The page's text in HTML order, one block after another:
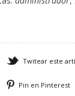
Twitear este
Pin en Pinterest